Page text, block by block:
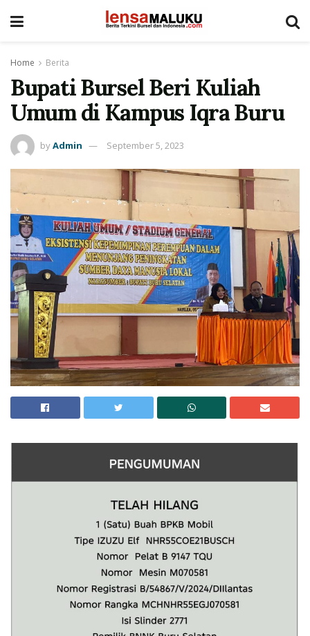
Home Berita
Bupati Bursel Beri Kuliah
Umum di Kampus Iqra Buru
byAdmin September 5, 2023